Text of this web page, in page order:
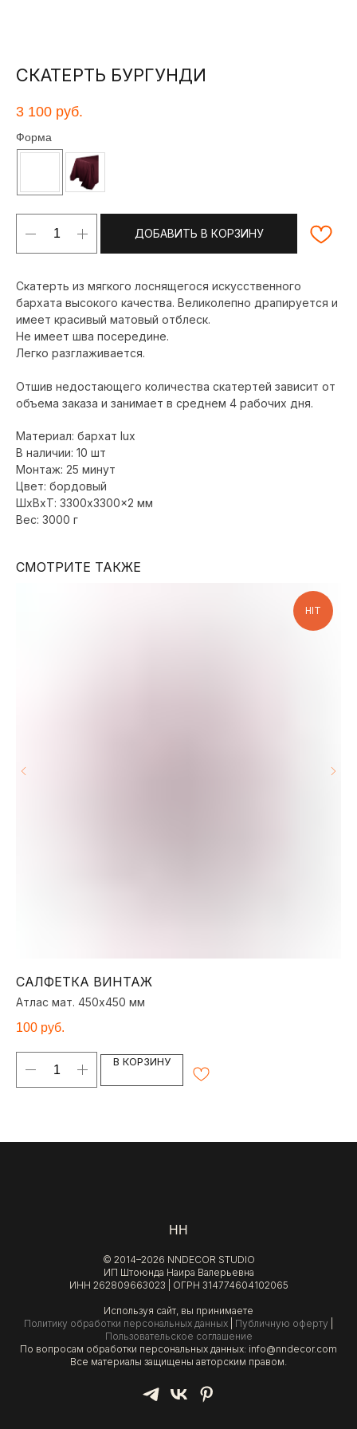
СКАТЕРТЬ БУРГУНДИ
3 100 руб.
Форма
ДОБАВИТЬ В КОРЗИНУ
Скатерть из мягкого лоснящегося искусственного
бархата высокого качества. Великолепно драпируется и
имеет красивый матовый отблеск.
Не имеет шва посередине.
Легко разглаживается.
Отшив недостающего количества скатертей зависит от
объема заказа и занимает в среднем 4 рабочих дня.
Материал: бархат lux
В наличии: 10 шт
Монтаж: 25 минут
Цвет: бордовый
ШxВxТ: 3300x3300x2 мм
Вес: 3000 г
СМОТРИТЕ ТАКЖЕ
HIT
САЛФЕТКА ВИНТАЖ
Атлас мат. 450х450 мм
100 руб.
В КОРЗИНУ
НН
© 2014–2026 NNDECOR STUDIO
ИП Штоюнда Наира Валерьевна
ИНН 262809663023 | ОГРН 314774604102065
Используя сайт, вы принимаете
Политику обработки персональных данных
Публичную оферту
Пользовательское соглашение
По вопросам обработки персональных данных: info@nndecor.com
Все материалы защищены авторским правом.